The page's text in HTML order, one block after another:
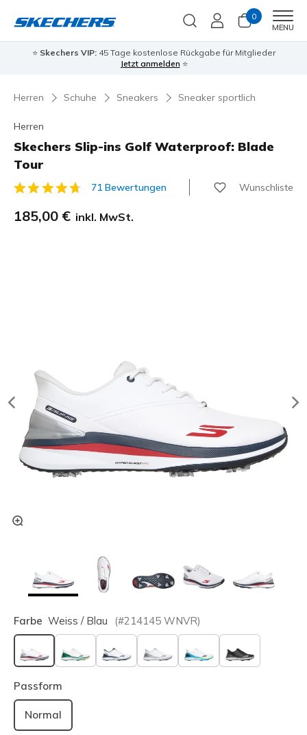
0
MENU
⭐ Skechers VIP:45 Tage kostenlose Rückgabe für Mitglieder
Jetzt anmelden ⭐
Herren Schuhe Sneakers Sneaker sportlich
Herren
Skechers Slip-ins Golf Waterproof: Blade
Tour
5 von 5 Kundenbewertungen
71 Bewertungen Wunschliste
185,00 € inkl. MwSt.
Farbe Weiss / Blau (#214145 WNVR)
ausgewählt
Passform
Normal